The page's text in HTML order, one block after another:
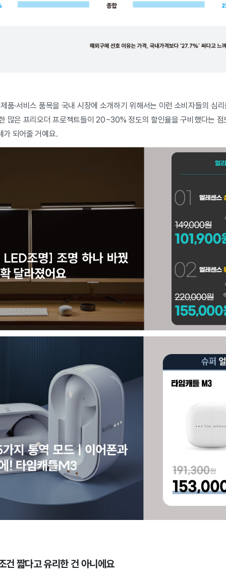
품·서비스 품목을 국내 시장에 소개하기 위해서는 이런 소비자들의 심
많은 프리오더 프로젝트들이 20~30% 정도의 할인율을 구비했다는 점
가 되어줄 거예요.
건 짧다고 유리한 건 아니에요